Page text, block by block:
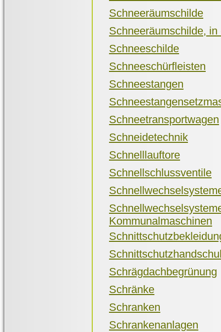
Schneeräumschilde
Schneeräumschilde,
Schneeschilde
Schneeschürfleisten
Schneestangen
Schneetransportwagen
Schneidetechnik
Schnelllauftore
Schnellschlussventile
Kommunalmaschinen
Schrägdachbegrünung
Schränke
Schranken
Schrankenanlagen